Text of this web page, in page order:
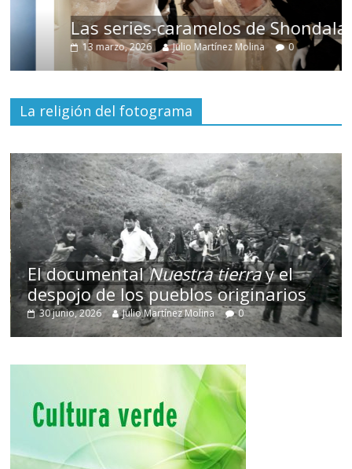
Las series-caramelos de Shondaland
13 marzo, 2026 Julio Martínez Molina 0
La religión del fotograma
El documentalNuestra tierray el
despojo de los pueblos originarios
30 junio, 2026 Julio Martínez Molina 0